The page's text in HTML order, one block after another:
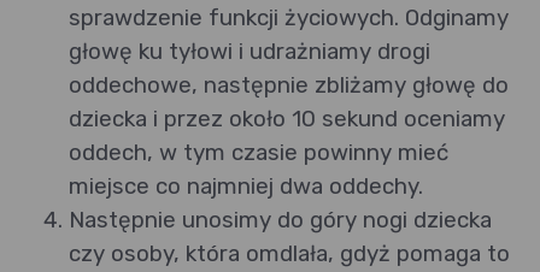
sprawdzenie funkcji życiowych. Odginamy
głowę ku tyłowi i udrażniamy drogi
oddechowe, następnie zbliżamy głowę do
dziecka i przez około 10 sekund oceniamy
oddech, w tym czasie powinny mieć
miejsce co najmniej dwa oddechy.
Następnie unosimy do góry nogi dziecka
czy osoby, która omdlała, gdyż pomaga to